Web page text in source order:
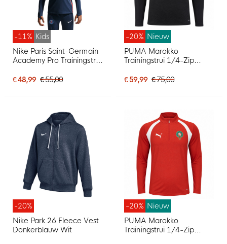
-11% Kids
Nike Paris Saint-Germain
Academy Pro Trainingstrui
Donkerblauw Rood Wit
€ 48,99 € 55,00
-20% Nieuw
PUMA Marokko
Trainingstrui 1/4-Zip
€ 59,99 € 75,00
-20%
Nike Park 26 Fleece Vest
Donkerblauw Wit
-20% Nieuw
PUMA Marokko
Trainingstrui 1/4-Zip